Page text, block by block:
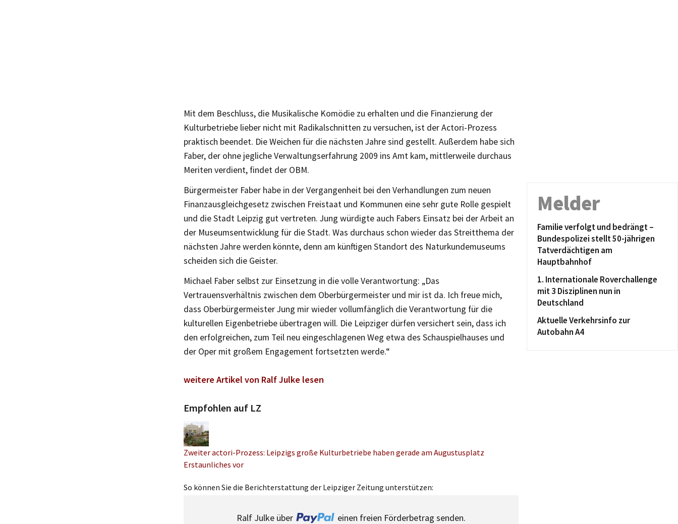
Mit dem Beschluss, die Musikalische Komödie zu erhalten und die Finanzierung der
Kulturbetriebe lieber nicht mit Radikalschnitten zu versuchen, ist der Actori-Prozess
praktisch beendet. Die Weichen für die nächsten Jahre sind gestellt. Außerdem habe sich
Faber, der ohne jegliche Verwaltungserfahrung 2009 ins Amt kam, mittlerweile durchaus
Meriten verdient, findet der OBM.
Bürgermeister Faber habe in der Vergangenheit bei den Verhandlungen zum neuen
Finanzausgleichgesetz zwischen Freistaat und Kommunen eine sehr gute Rolle gespielt
und die Stadt Leipzig gut vertreten. Jung würdigte auch Fabers Einsatz bei der Arbeit an
der Museumsentwicklung für die Stadt. Was durchaus schon wieder das Streitthema der
nächsten Jahre werden könnte, denn am künftigen Standort des Naturkundemuseums
scheiden sich die Geister.
Michael Faber selbst zur Einsetzung in die volle Verantwortung: „Das
Vertrauensverhältnis zwischen dem Oberbürgermeister und mir ist da. Ich freue mich,
dass Oberbürgermeister Jung mir wieder vollumfänglich die Verantwortung für die
kulturellen Eigenbetriebe übertragen will. Die Leipziger dürfen versichert sein, dass ich
den erfolgreichen, zum Teil neu eingeschlagenen Weg etwa des Schauspielhauses und
der Oper mit großem Engagement fortsetzten werde.“
weitere Artikel von Ralf Julke lesen
Empfohlen auf LZ
Zweiter actori-Prozess: Leipzigs große Kulturbetriebe haben gerade am Augustusplatz
Erstaunliches vor
So können Sie die Berichterstattung der Leipziger Zeitung unterstützen:
Ralf Julke über
einen freien Förderbetrag senden.
Melder
Familie verfolgt und bedrängt –
Bundespolizei stellt 50-jährigen
Tatverdächtigen am
Hauptbahnhof
1. Internationale Roverchallenge
mit 3 Disziplinen nun in
Deutschland
Aktuelle Verkehrsinfo zur
Autobahn A4